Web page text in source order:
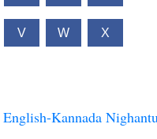
V W X
English-Kannada